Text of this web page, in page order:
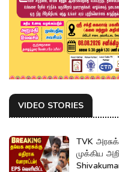
VIDEO STORIES
TVK
முக்கிய